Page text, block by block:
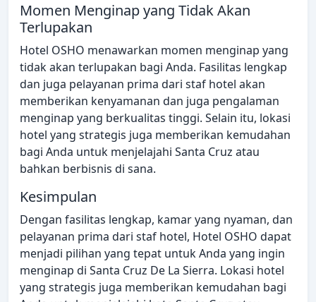
Momen Menginap yang Tidak Akan
Terlupakan
Hotel OSHO menawarkan momen menginap yang
tidak akan terlupakan bagi Anda. Fasilitas lengkap
dan juga pelayanan prima dari staf hotel akan
memberikan kenyamanan dan juga pengalaman
menginap yang berkualitas tinggi. Selain itu, lokasi
hotel yang strategis juga memberikan kemudahan
bagi Anda untuk menjelajahi Santa Cruz atau
bahkan berbisnis di sana.
Kesimpulan
Dengan fasilitas lengkap, kamar yang nyaman, dan
pelayanan prima dari staf hotel, Hotel OSHO dapat
menjadi pilihan yang tepat untuk Anda yang ingin
menginap di Santa Cruz De La Sierra. Lokasi hotel
yang strategis juga memberikan kemudahan bagi